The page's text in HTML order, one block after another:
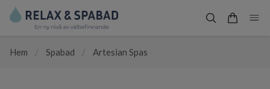
Hem / Spabad / Artesian Spas